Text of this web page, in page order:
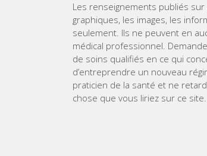
Les renseignements publiés sur
graphiques, les images, les
seulement. Ils ne peuvent en
médical professionnel.
de soins qualifiés en ce qui
d’entreprendre un nouveau
praticien de la santé et ne
chose que vous liriez sur ce site.